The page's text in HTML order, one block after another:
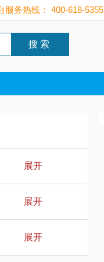
服务热线： 400-618-5355
搜 索
展开
展开
展开